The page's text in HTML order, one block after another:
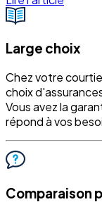
Large choix
Chez votre
choix
Vous avez la
répond à vos
Comparaison